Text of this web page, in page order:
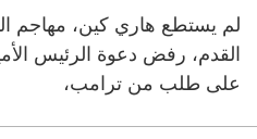
لم يستطع هاري كين، مهاجم
القدم، رفض دعوة الرئيس
على طلب من ترامب،